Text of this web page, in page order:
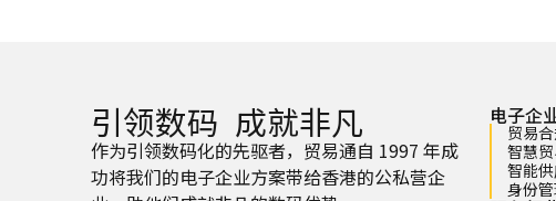
引领数码 成就非凡
作为引领数码化的先驱者，贸易通自 1997 年成
功将我们的电子企业方案带给香港的公私营企
电子企
贸易
智慧
智能
身份